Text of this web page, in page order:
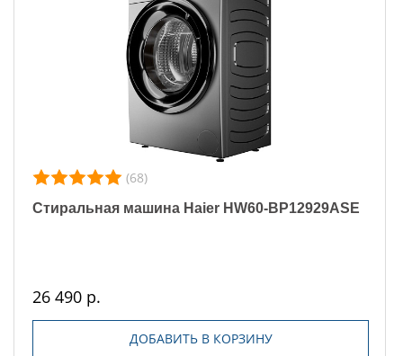
(68)
Стиральная машина Haier HW60-BP12929ASE
26 490 р.
ДОБАВИТЬ В КОРЗИНУ